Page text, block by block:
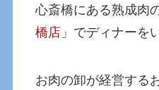
心斎橋にある熟成肉
橋店 」でディナーを
お肉の卸が経営する